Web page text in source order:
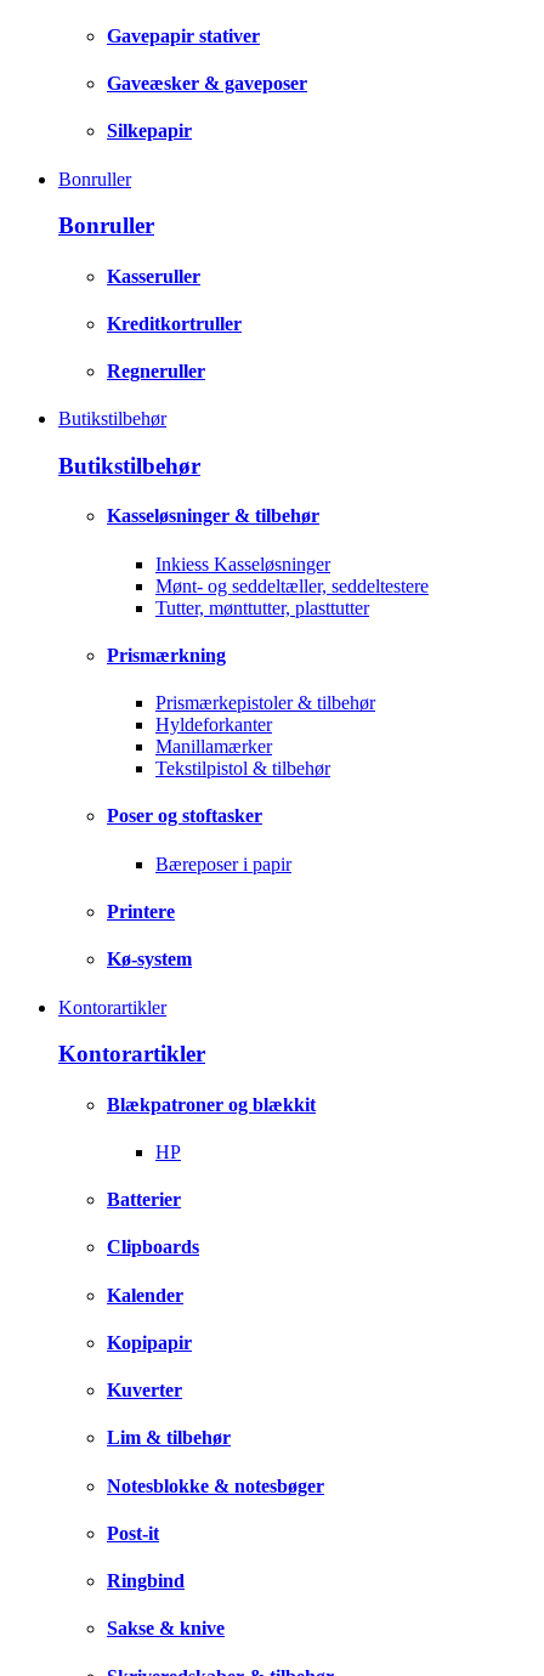
Gavepapir stativer
Gaveæsker & gaveposer
Silkepapir
Bonruller
Bonruller
Kasseruller
Kreditkortruller
Regneruller
Butikstilbehør
Butikstilbehør
Kasseløsninger & tilbehør
Inkiess Kasseløsninger
Mønt- og seddeltæller, seddeltestere
Tutter, mønttutter, plasttutter
Prismærkning
Prismærkepistoler & tilbehør
Hyldeforkanter
Manillamærker
Tekstilpistol & tilbehør
Poser og stoftasker
Bæreposer i papir
Printere
Kø-system
Kontorartikler
Kontorartikler
Blækpatroner og blækkit
HP
Batterier
Clipboards
Kalender
Kopipapir
Kuverter
Lim & tilbehør
Notesblokke & notesbøger
Post-it
Ringbind
Sakse & knive